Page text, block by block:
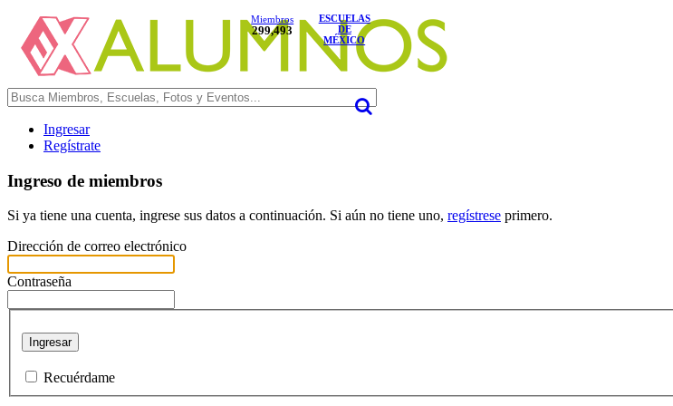
Miembros
299,493
ESCUELAS
DE
MÉXICO
Ingresar
Regístrate
Ingreso de miembros
Si ya tiene una cuenta, ingrese sus datos a continuación. Si aún no tiene uno, regístrese primero.
Dirección de correo electrónico
Contraseña
Ingresar
Recuérdame